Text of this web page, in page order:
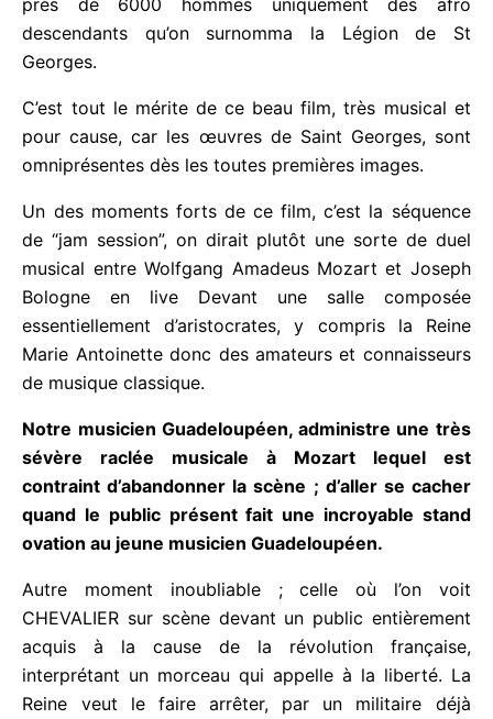
de l’armée française. Il créera même après la
révolution française une armée de près de 6000
surnomma la Légion de St Georges.
C’est tout le mérite de ce beau film, très musical et
omniprésentes dès les toutes premières images.
Un des moments forts de ce film, c’est la séquence
de “jam session”, on dirait plutôt une sorte de duel
musical entre Wolfgang Amadeus Mozart et
Joseph Bologne en live Devant une salle composée
essentiellement d’aristocrates, y compris la Reine
connaisseurs de musique classique.
Notre musicien Guadeloupéen, administre une
très sévère raclée musicale à Mozart lequel est
contraint d’abandonner la scène ; d’aller se
stand ovation au jeune musicien Guadeloupéen.
Autre moment inoubliable ; celle où l’on voit
CHEVALIER sur scène devant un public entièrement
acquis à la cause de la révolution française,